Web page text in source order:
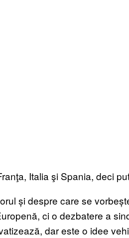
Italia şi Spania, deci
și despre care se
ci o dezbatere a
dar este o idee